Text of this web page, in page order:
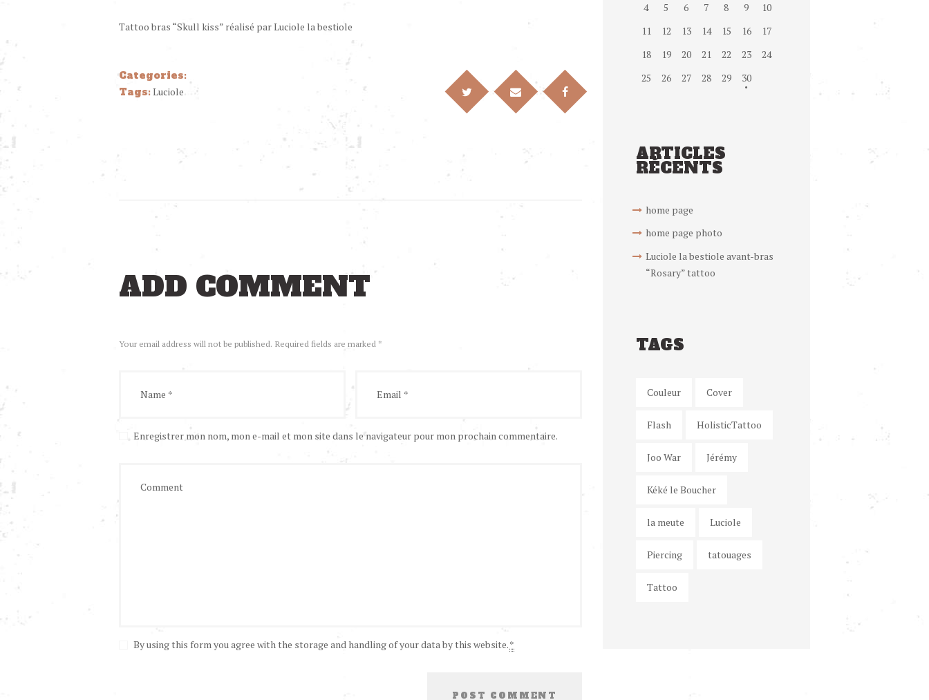
Tattoo bras “Skull kiss” réalisé par Luciole la bestiole
Categories:
Tags:Luciole
ADD COMMENT
Your email address will not be published. Required fields are marked *
Enregistrer mon nom, mon e-mail et mon site dans le navigateur pour mon prochain commentaire.
By using this form you agree with the storage and handling of your data by this website.*
4
5 6 7 8 9
10
11
12 13 14 15 16
17
18
19 20 21 22 23
24
25
26 27 28 29 30
ARTICLES
RÉCENTS
home page
home page photo
Luciole la bestiole avant-bras
“Rosary” tattoo
TAGS
Couleur Cover
Flash HolisticTattoo
Joo War Jérémy
Kéké le Boucher
la meute Luciole
Piercing tatouages
Tattoo